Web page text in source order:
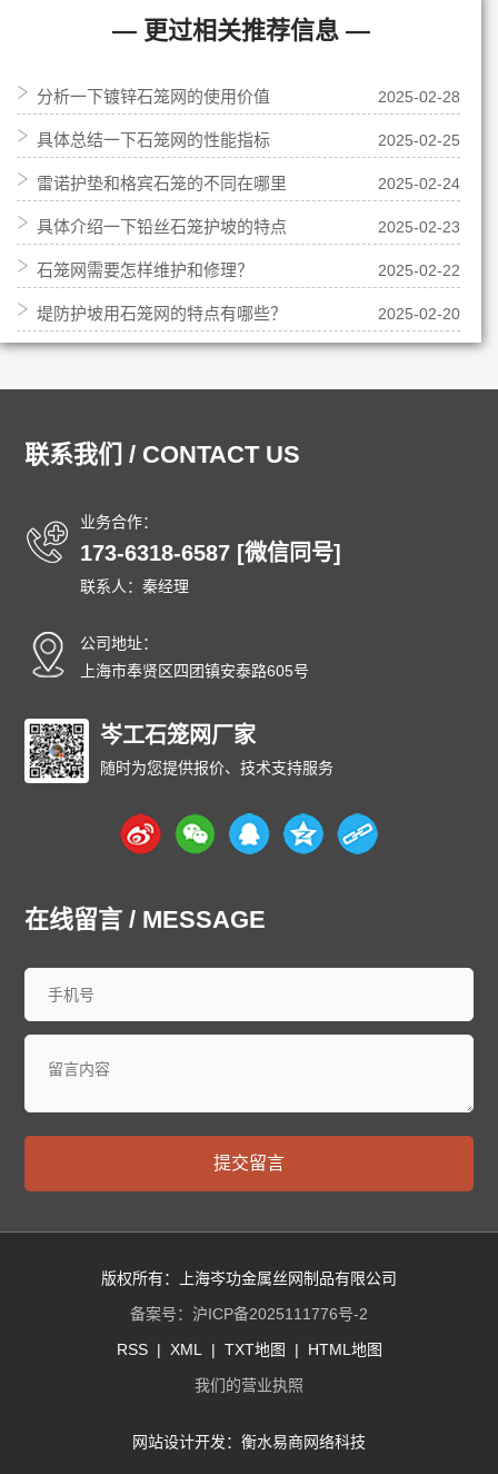
— 更过相关推荐信息 —
分析一下镀锌石笼网的使用价值 2025-02-28
具体总结一下石笼网的性能指标 2025-02-25
雷诺护垫和格宾石笼的不同在哪里 2025-02-24
具体介绍一下铅丝石笼护坡的特点 2025-02-23
石笼网需要怎样维护和修理？ 2025-02-22
堤防护坡用石笼网的特点有哪些？ 2025-02-20
联系我们 / CONTACT US
业务合作：
173-6318-6587 [微信同号]
联系人：秦经理
公司地址：
上海市奉贤区四团镇安泰路605号
岑工石笼网厂家
随时为您提供报价、技术支持服务
在线留言 / MESSAGE
提交留言
版权所有：上海岑功金属丝网制品有限公司
备案号： 沪ICP备2025111776号-2
RSS| XML | TXT地图 | HTML地图
我们的营业执照
网站设计开发： 衡水易商网络科技